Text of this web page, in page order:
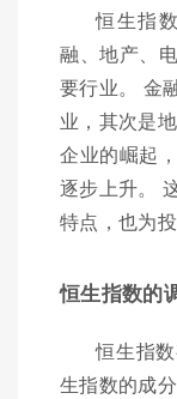
恒生指
融、地产、
要行业。 金
业，其次是
企业的崛起
逐步上升。
特点，也为
恒生指数的
恒生指
生指数的成